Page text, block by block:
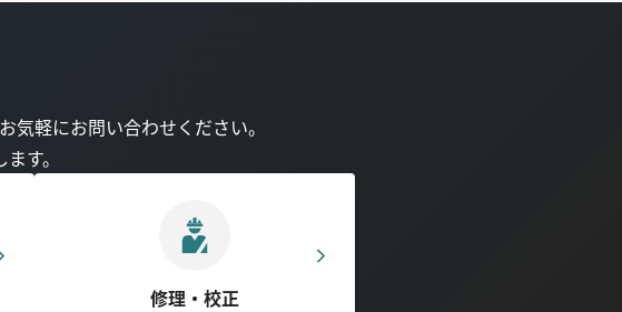
気軽にお問い合わせください。
す。
修理・校正